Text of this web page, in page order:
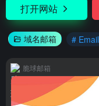
打开网站
域名邮箱 # Email
脆球邮箱